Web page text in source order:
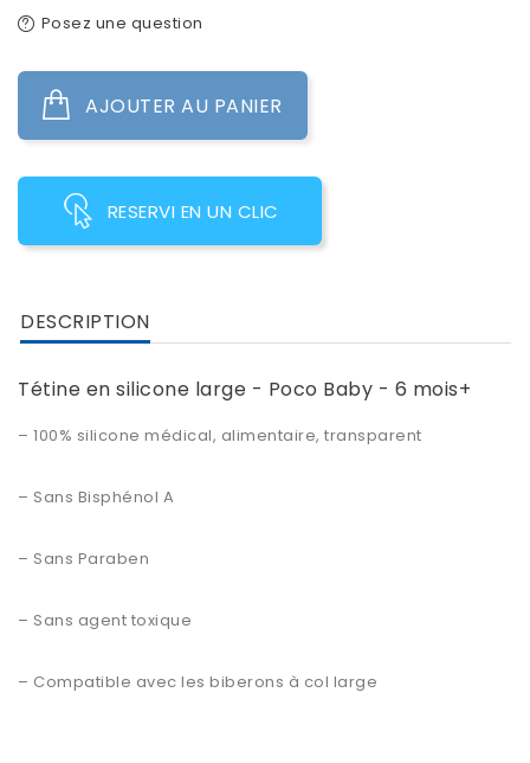
Posez une question
AJOUTER AU PANIER
RESERVI EN UN CLIC
DESCRIPTION
Tétine en silicone large - Poco Baby - 6 mois+
– 100% silicone médical, alimentaire, transparent
– Sans Bisphénol A
– Sans Paraben
– Sans agent toxique
– Compatible avec les biberons à col large